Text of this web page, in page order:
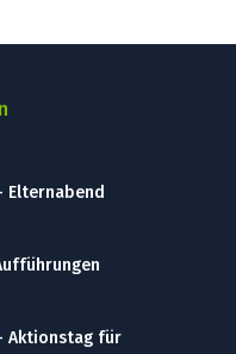
Elternabend
Aktionstag für